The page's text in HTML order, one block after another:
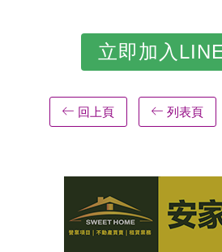
立即加入
回上頁 列表頁